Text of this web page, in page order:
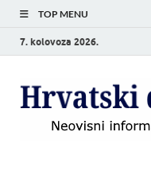
TOP MENU
7. kolovoza 2026.